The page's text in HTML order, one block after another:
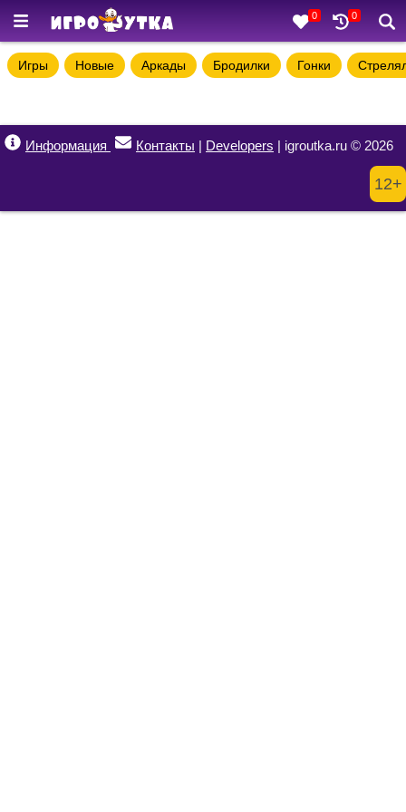
0 0
Игры Новые Аркады Бродилки Гонки
Информация Контакты | Developers | igroutka.ru © 2026
12+